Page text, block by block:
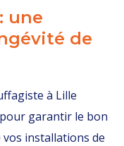
une
de
à Lille
garantir le bon
installations de